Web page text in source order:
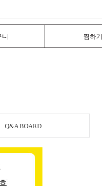
니 찜하기
Q&A BOARD